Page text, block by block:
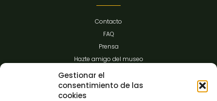
Gestionar el
consentimiento de las
cookies
Contacto
FAQ
Prensa
Hazte amigo del museo
Transparencia